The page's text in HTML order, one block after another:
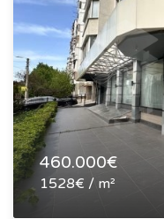
460.000€
1528€ / m²